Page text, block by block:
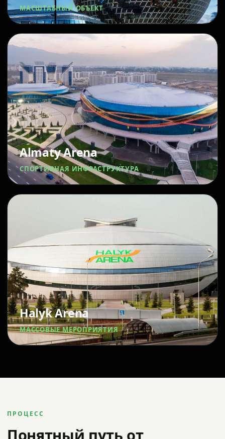
МАСШТАБНЫЙ ОБЪЕКТ
Almaty Arena
СПОРТИВНАЯ ИНФРАСТРУКТУРА
Halyk Arena
МАССОВЫЕ МЕРОПРИЯТИЯ
ПРОЦЕСС
Понятный путь от